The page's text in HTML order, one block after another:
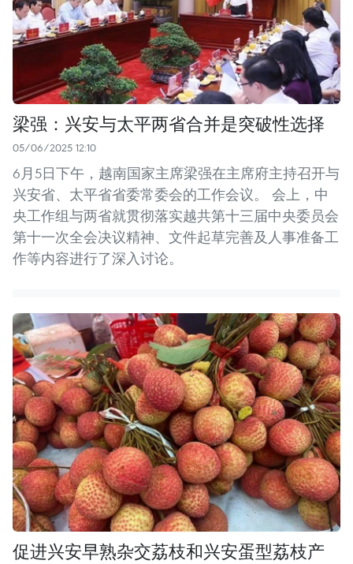
梁强：兴安与太平两省合并是突破性选择
05/06/2025 12:10
6月5日下午，越南国家主席梁强在主席府主持召开与
兴安省、太平省省委常委会的工作会议。 会上，中
央工作组与两省就贯彻落实越共第十三届中央委员会
第十一次全会决议精神、文件起草完善及人事准备工
作等内容进行了深入讨论。
促进兴安早熟杂交荔枝和兴安蛋型荔枝产